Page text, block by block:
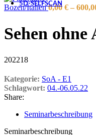
5D-SELFSCAN
Bozen/Italien0,00 € –
Sehen
202218
Kategorie: SoA - E1
Schlagwort: 04.-06.05.22
Share:
Seminarbeschreibung
Seminarbeschreibung